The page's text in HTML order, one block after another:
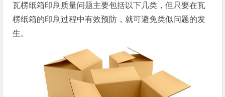
瓦楞纸箱印刷质量问题主要包括以下几类，但只要在瓦
楞纸箱的印刷过程中有效预防，就可避免类似问题的发
生。